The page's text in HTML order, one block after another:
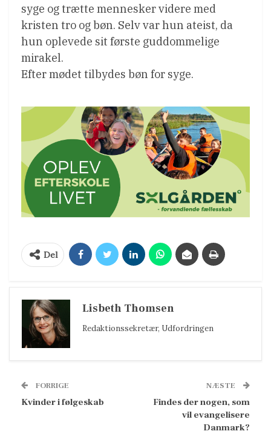
syge og trætte mennesker videre med
kristen tro og bøn. Selv var hun ateist, da
hun oplevede sit første guddommelige
mirakel.
Efter mødet tilbydes bøn for syge.
Del
Lisbeth Thomsen
Redaktionssekretær, Udfordringen
FORRIGE
Kvinder i følgeskab
NÆSTE
Findes der nogen, som
vil evangelisere
Danmark?